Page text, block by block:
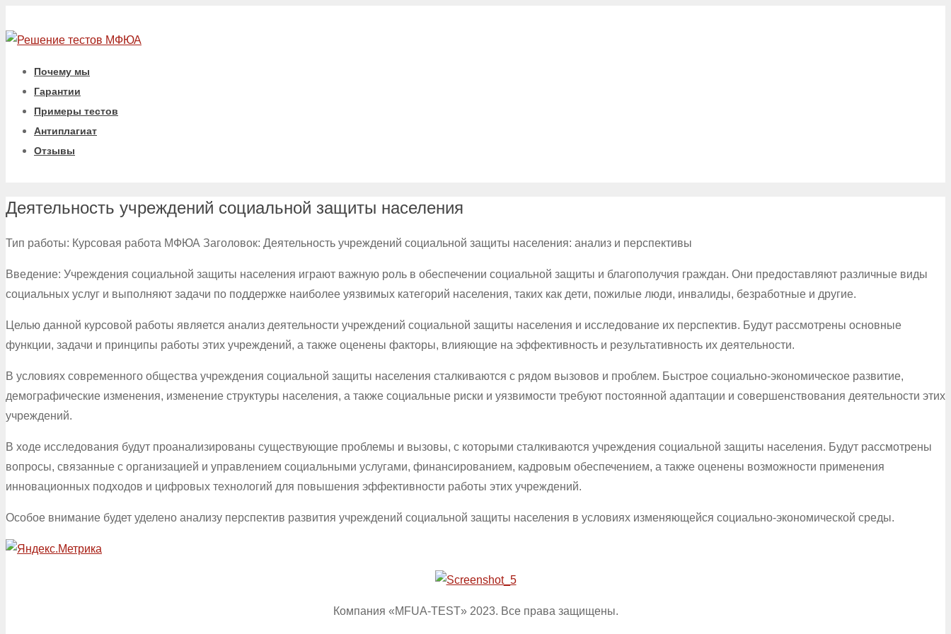
Почему мы
Гарантии
Примеры тестов
Антиплагиат
Отзывы
Деятельность учреждений социальной защиты населения
Тип работы: Курсовая работа МФЮА Заголовок: Деятельность учреждений социальной защиты населения: анализ и перспективы
Введение: Учреждения социальной защиты населения играют важную роль в обеспечении социальной защиты и благополучия граждан. Они предоставляют различные виды
социальных услуг и выполняют задачи по поддержке наиболее уязвимых категорий населения, таких как дети, пожилые люди, инвалиды, безработные и другие.
Целью данной курсовой работы является анализ деятельности учреждений социальной защиты населения и исследование их перспектив. Будут рассмотрены основные
функции, задачи и принципы работы этих учреждений, а также оценены факторы, влияющие на эффективность и результативность их деятельности.
В условиях современного общества учреждения социальной защиты населения сталкиваются с рядом вызовов и проблем. Быстрое социально-экономическое развитие,
демографические изменения, изменение структуры населения, а также социальные риски и уязвимости требуют постоянной адаптации и совершенствования деятельности этих
учреждений.
В ходе исследования будут проанализированы существующие проблемы и вызовы, с которыми сталкиваются учреждения социальной защиты населения. Будут рассмотрены
вопросы, связанные с организацией и управлением социальными услугами, финансированием, кадровым обеспечением, а также оценены возможности применения
инновационных подходов и цифровых технологий для повышения эффективности работы этих учреждений.
Особое внимание будет уделено анализу перспектив развития учреждений социальной защиты населения в условиях изменяющейся социально-экономической среды.
Компания «MFUA-TEST» 2023. Все права защищены.